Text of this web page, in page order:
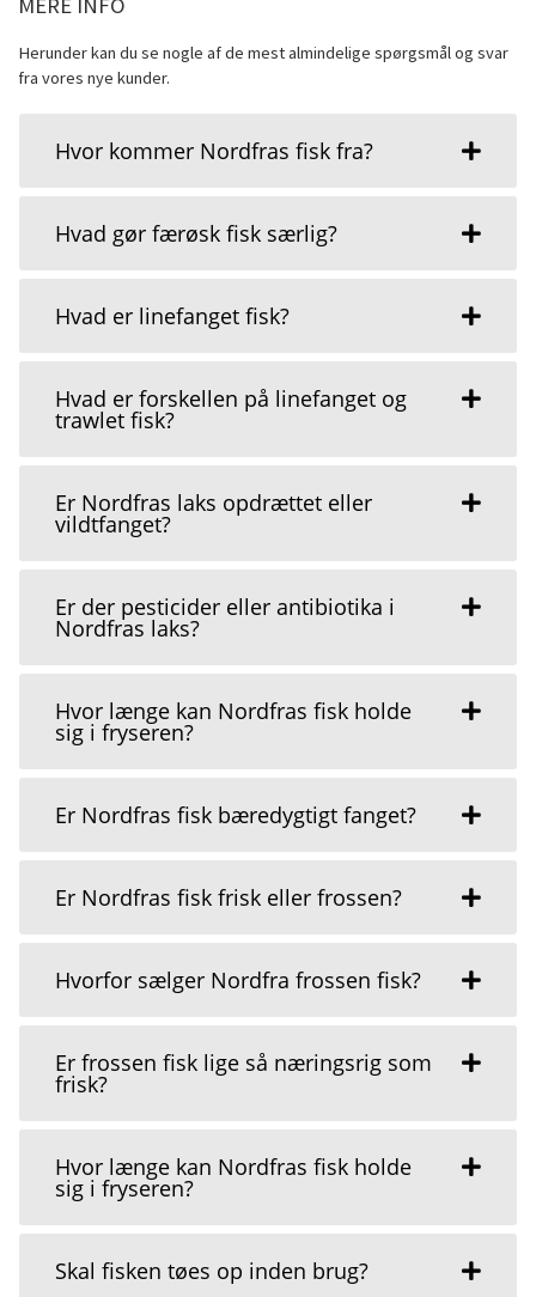
Herunder kan du se nogle af de mest almindelige spørgsmål og svar
fra vores nye kunder.
Hvor kommer Nordfras fisk fra?
Hvad gør færøsk fisk særlig?
Hvad er linefanget fisk?
Hvad er forskellen på linefanget og
trawlet fisk?
Er Nordfras laks opdrættet eller
vildtfanget?
Er der pesticider eller antibiotika i
Nordfras laks?
Hvor længe kan Nordfras fisk holde
sig i fryseren?
Er Nordfras fisk bæredygtigt fanget?
Er Nordfras fisk frisk eller frossen?
Hvorfor sælger Nordfra frossen fisk?
Er frossen fisk lige så næringsrig som
frisk?
Hvor længe kan Nordfras fisk holde
sig i fryseren?
Skal fisken tøes op inden brug?